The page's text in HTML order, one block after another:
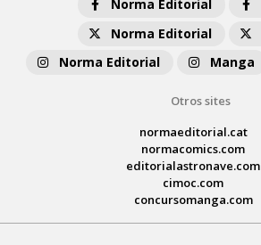
Norma Editorial
Norma Editorial
Norma Editorial
Manga
Otros sites
normaeditorial.cat
normacomics.com
editorialastronave.com
cimoc.com
concursomanga.com